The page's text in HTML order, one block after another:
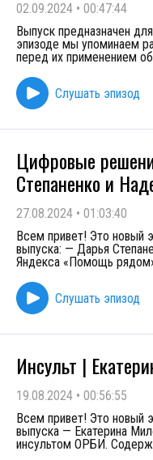
02.09.2024 • 00:47:44
Выпуск предназначен
эпизоде мы упоминаем
перед их применением
Слушать эпизод
Цифровые
Степаненко и
27.08.2024 • 01:03:40
Всем привет! Это новый
выпуска: — Дарья
Яндекса «Помощь
Слушать эпизод
Инсульт |
19.08.2024 • 00:56:55
Всем привет! Это новый
выпуска — Екатерина
инсультом ОРБИ.